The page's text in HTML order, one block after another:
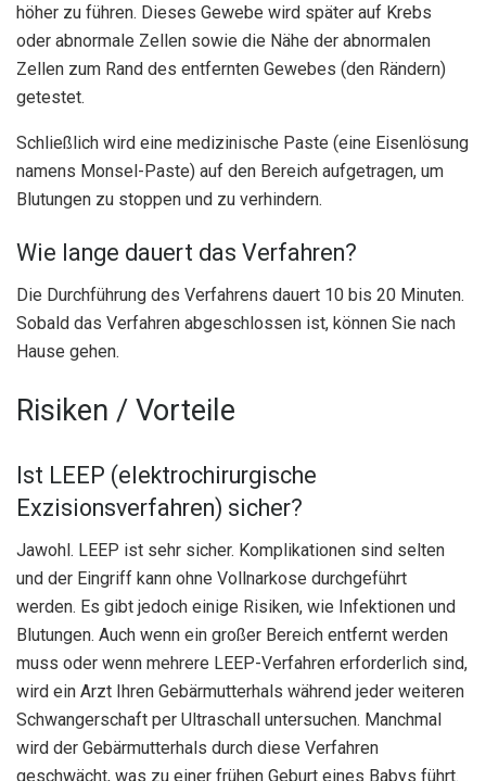
höher zu führen. Dieses Gewebe wird später auf Krebs
oder abnormale Zellen sowie die Nähe der abnormalen
Zellen zum Rand des entfernten Gewebes (den Rändern)
getestet.
Schließlich wird eine medizinische Paste (eine Eisenlösung
namens Monsel-Paste) auf den Bereich aufgetragen, um
Blutungen zu stoppen und zu verhindern.
Wie lange dauert das Verfahren?
Die Durchführung des Verfahrens dauert 10 bis 20 Minuten.
Sobald das Verfahren abgeschlossen ist, können Sie nach
Hause gehen.
Risiken / Vorteile
Ist LEEP (elektrochirurgische
Exzisionsverfahren) sicher?
Jawohl. LEEP ist sehr sicher. Komplikationen sind selten
und der Eingriff kann ohne Vollnarkose durchgeführt
werden. Es gibt jedoch einige Risiken, wie Infektionen und
Blutungen. Auch wenn ein großer Bereich entfernt werden
muss oder wenn mehrere LEEP-Verfahren erforderlich sind,
wird ein Arzt Ihren Gebärmutterhals während jeder weiteren
Schwangerschaft per Ultraschall untersuchen. Manchmal
wird der Gebärmutterhals durch diese Verfahren
geschwächt, was zu einer frühen Geburt eines Babys führt.